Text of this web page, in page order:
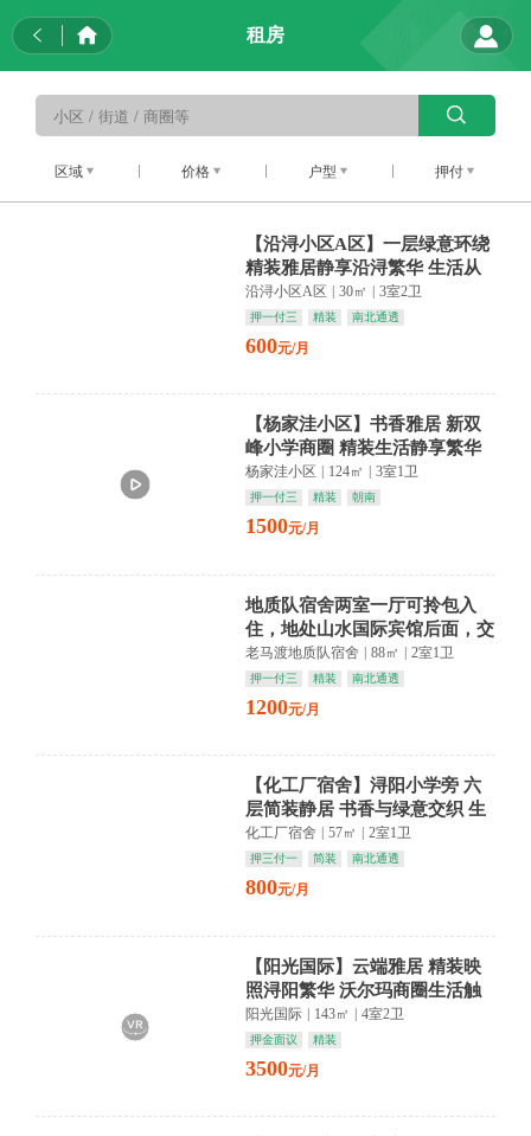
租房
区域 价格 户型 押付
【沿浔小区A区】一层绿意环绕
精装雅居静享沿浔繁华 生活从
容如诗
沿浔小区A区 30㎡ 3室2卫
押一付三 精装 南北通透
600元/月
【杨家洼小区】书香雅居 新双
峰小学商圈 精装生活静享繁华
杨家洼小区 124㎡ 3室1卫
押一付三 精装 朝南
1500元/月
地质队宿舍两室一厅可拎包入
住，地处山水国际宾馆后面，交
通方便，生活配套设备全。
老马渡地质队宿舍 88㎡ 2室1卫
押一付三 精装 南北通透
1200元/月
【化工厂宿舍】浔阳小学旁 六
层简装静居 书香与绿意交织 生
活悠然自得
化工厂宿舍 57㎡ 2室1卫
押三付一 简装 南北通透
800元/月
【阳光国际】云端雅居 精装映
照浔阳繁华 沃尔玛商圈生活触
手可及
阳光国际 | 143㎡ | 4室2卫
押金面议 精装
3500元/月